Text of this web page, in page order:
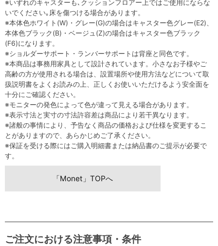
※いずれのキャスターも､クッションフロアー上ではご使用にならな
いでください｡床を傷つける場合があります。
※本体色ホワイト(W)・グレー(G)の場合はキャスター色グレー(E2)、
本体色ブラック(B)・ベージュ(Z)の場合はキャスター色ブラック
(F6)になります。
※ショルダーサポート・ランバーサポートは背座と同色です。
※本商品は事務用家具として設計されています。小さなお子様やご
高齢の方が使用される場合は、設置場所や使用方法などについて取
扱説明書をよくお読みの上、正しくお使いいただけるよう安全面を
十分にご確認ください。
※モニターの発色によって色が違って見える場合があります。
※表示寸法と実寸の寸法許容差は商品により若干異なります。
※諸般の事情により、予告なく商品の価格および仕様を変更するこ
とがありますので、あらかじめご了承ください。
※保証を受ける際にはご購入明細書または納品書のご提示が必要で
す。
「Monet」TOPへ
ご注文における注意事項・条件